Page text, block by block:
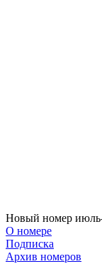
Новый номер
О номере
Подписка
Архив номеров